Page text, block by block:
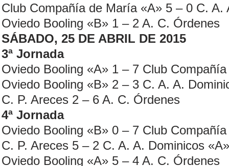
Club Compañía de María «A» 5 – 0 C. A.
Oviedo Booling «B» 1 – 2 A. C. Órdenes
SÁBADO, 25 DE ABRIL DE 2015
3ª Jornada
Oviedo Booling «A» 1 – 7 Club
Oviedo Booling «B» 2 – 3 C. A. A.
C. P. Areces 2 – 6 A. C. Órdenes
4ª Jornada
Oviedo Booling «B» 0 – 7 Club
C. P. Areces 5 – 2 C. A. A. Dominicos «A»
Oviedo Booling «A» 5 – 4 A. C. Órdenes